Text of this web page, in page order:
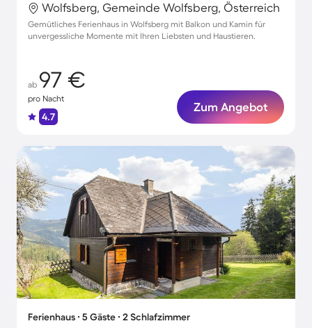
Wolfsberg, Gemeinde Wolfsberg, Österreich
Gemütliches Ferienhaus in Wolfsberg mit Balkon und Kamin für
unvergessliche Momente mit Ihren Liebsten und Haustieren.
ab 97 €
pro Nacht
4.7
Zum Angebot
Ferienhaus ∙ 5 Gäste ∙ 2 Schlafzimmer